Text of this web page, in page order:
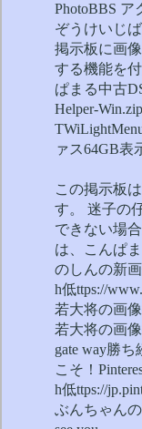
PhotoBBS
ぞうけいじ
掲示板に画
する機能を
ぱまる中古
Helper-
ァス64GB表
この掲示板
す。 迷子の
できない場
は、こんぱ
のしんの新
h低ttps://
若大将の画
若大将の画
gate way勝
こそ！
h低ttps://
ぶんちゃん